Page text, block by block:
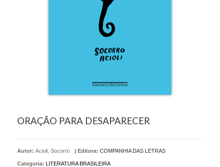
ORAÇÃO PARA DESAPARECER
Autor: Acioli, Socorro | Editora: COMPANHIA DAS LETRAS
Categoria: LITERATURA BRASILEIRA